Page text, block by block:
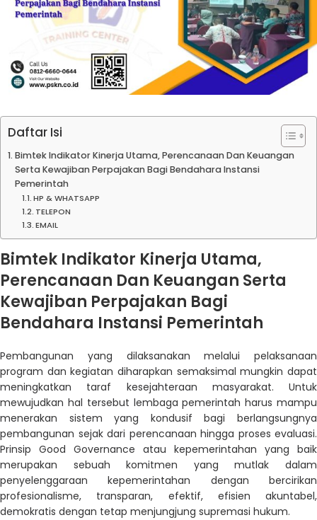
Daftar Isi
Bimtek Indikator Kinerja Utama, Perencanaan Dan Keuangan
Serta Kewajiban Perpajakan Bagi Bendahara Instansi
Pemerintah
HP & WHATSAPP
TELEPON
EMAIL
Bimtek Indikator Kinerja Utama,
Perencanaan Dan Keuangan Serta
Kewajiban Perpajakan Bagi
Bendahara Instansi Pemerintah
Pembangunan yang dilaksanakan melalui pelaksanaan
program dan kegiatan diharapkan semaksimal mungkin dapat
meningkatkan taraf kesejahteraan masyarakat. Untuk
mewujudkan hal tersebut lembaga pemerintah harus mampu
menerakan sistem yang kondusif bagi berlangsungnya
pembangunan sejak dari perencanaan hingga proses evaluasi.
Prinsip Good Governance atau kepemerintahan yang baik
merupakan sebuah komitmen yang mutlak dalam
penyelenggaraan kepemerintahan dengan bercirikan
profesionalisme, transparan, efektif, efisien akuntabel,
demokratis dengan tetap menjungjung supremasi hukum.